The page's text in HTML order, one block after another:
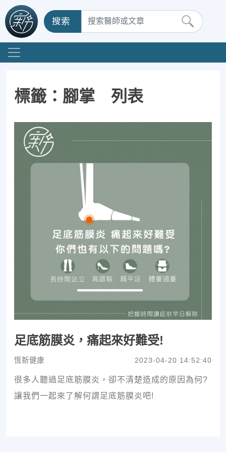
搜索
標籤：腳掌 列表
足底筋膜炎，痛起來好難受!
恆新健康 2023-04-20 14:52:40
很多人聽過足底筋膜炎，卻不清楚造成的原因為何?
讓我們一起來了解何謂足底筋膜炎吧!